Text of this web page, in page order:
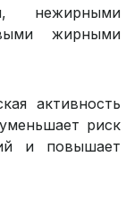
нежирными
жирными
активность
риск
и повышает